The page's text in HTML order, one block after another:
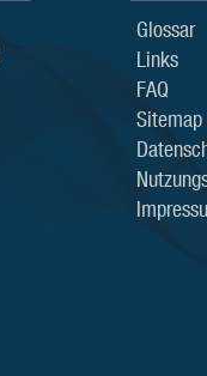
Glossar
Links
FAQ
Sitemap